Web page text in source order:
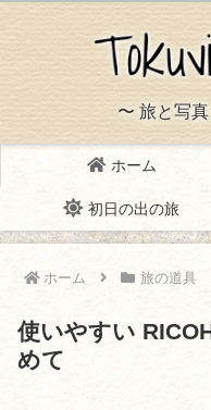
〜 旅と写
ホーム
初日の出の旅
ホーム 旅の道具
使いやすい
めて